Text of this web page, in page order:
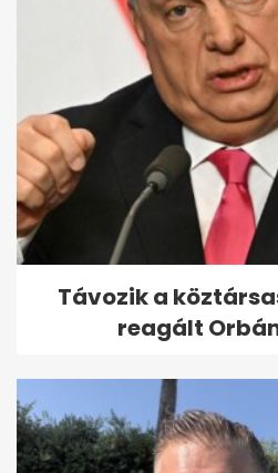
Így
beszédét az
Távozik a
reagált